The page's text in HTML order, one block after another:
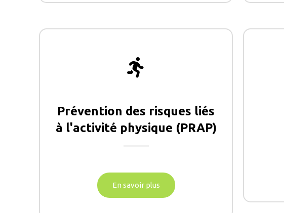
Prévention des risques liés
à l'activité physique (PRAP)
En savoir plus